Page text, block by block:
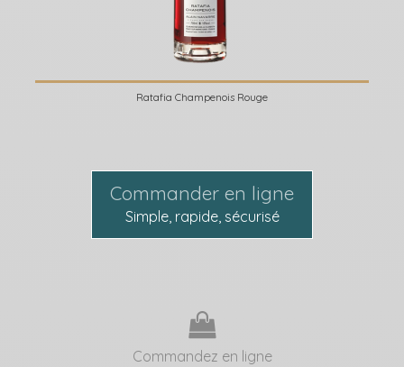
Ratafia Champenois Rouge
Commander en ligne
Simple, rapide, sécurisé
Commandez en ligne